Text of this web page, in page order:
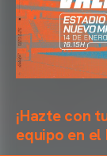
¡Hazte con
equipo en